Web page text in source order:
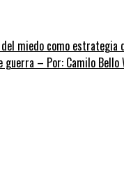
miedo como estrategia
guerra – Por: Camilo Bello